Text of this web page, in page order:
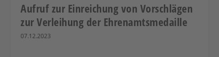
Aufruf zur Einreichung von Vorschlägen
zur Verleihung der Ehrenamtsmedaille
07.12.2023